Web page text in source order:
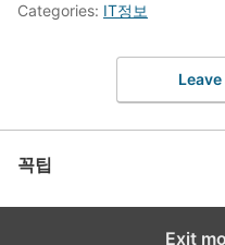
Categories: IT정보
꼭팁
Exit